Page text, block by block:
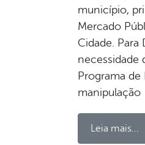
município,
Mercado
Cidade. Para
necessidade
Programa de
manipulação
Leia mais...